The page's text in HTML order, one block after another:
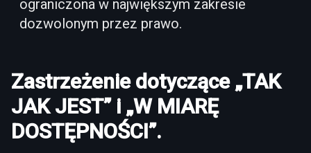
ograniczona w największym zakresie
dozwolonym przez prawo.
Zastrzeżenie dotyczące „TAK
JAK JEST” i „W MIARĘ
DOSTĘPNOŚCI”.